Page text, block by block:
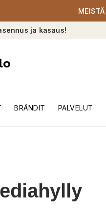
MEISTÄ
ja kasaus!
BRÄNDIT PALVELUT